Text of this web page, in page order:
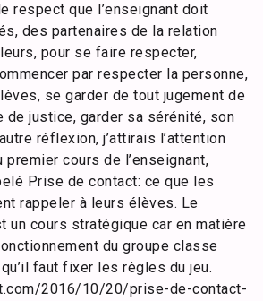
respect que l’enseignant doit
des partenaires de la relation
pour se faire respecter,
par respecter la personne,
se garder de tout jugement de
de justice, garder sa sérénité, son
réflexion, j’attirais l’attention
premier cours de l’enseignant,
Prise de contact: ce que les
rappeler à leurs élèves. Le
un cours stratégique car en matière
du groupe classe
faut fixer les règles du jeu.
2016/10/20/prise-de-contact-